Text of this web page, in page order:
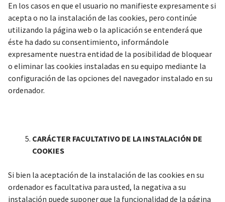
En los casos en que el usuario no manifieste expresamente si
acepta o no la instalación de las cookies, pero continúe
utilizando la página web o la aplicación se entenderá que
éste ha dado su consentimiento, informándole
expresamente nuestra entidad de la posibilidad de bloquear
o eliminar las cookies instaladas en su equipo mediante la
configuración de las opciones del navegador instalado en su
ordenador.
CARÁCTER FACULTATIVO DE LA INSTALACIÓN DE
COOKIES
Si bien la aceptación de la instalación de las cookies en su
ordenador es facultativa para usted, la negativa a su
instalación puede suponer que la funcionalidad de la página